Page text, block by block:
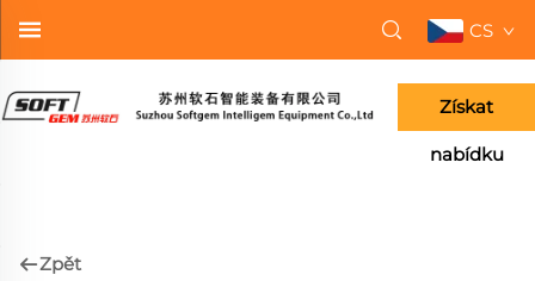
CS
Získat
nabídku
Zpět